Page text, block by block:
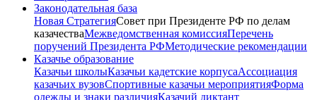
Законодательная база
Новая СтратегияСовет при Президенте РФ по делам
казачестваМежведомственная комиссияПеречень
поручений Президента РФМетодические рекомендации
Казачье образование
Казачьи школыКазачьи кадетские корпусаАссоциация
казачьих вузовСпортивные казачьи мероприятияФорма
одежды и знаки различияКазачий диктант